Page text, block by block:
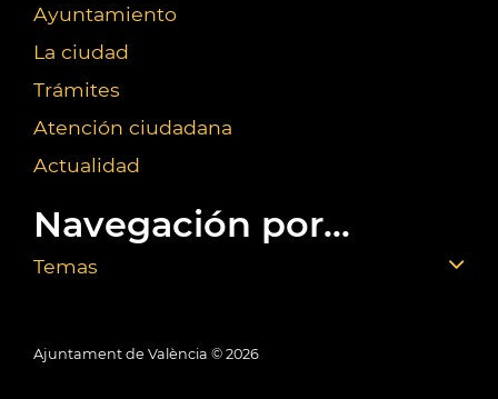
Ayuntamiento
La ciudad
Trámites
Atención ciudadana
Actualidad
Navegación por...
Temas
Ajuntament de València © 2026